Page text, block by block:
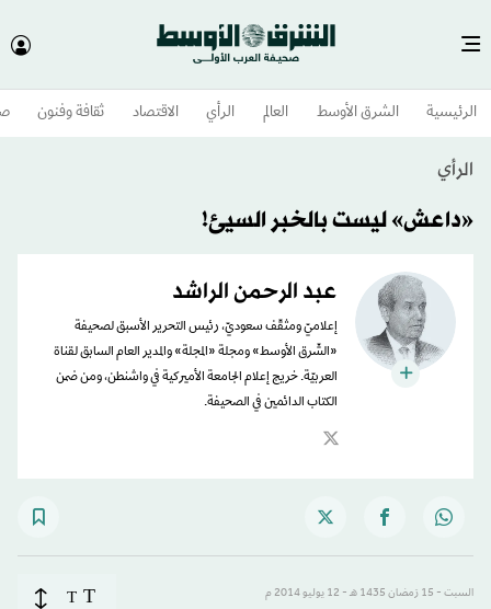
الرئيسية الشرق الأوسط​ العالم الرأي الاقتصاد ثقافة وفنون
الرأي
«داعش» ليست بالخبر السيئ!
عبد الرحمن الراشد
إعلاميّ ومثقّف سعوديّ، رئيس التحرير الأسبق لصحيفة
«الشّرق الأوسط» ومجلة «المجلة» والمدير العام السابق لقناة
العربيّة. خريج إعلام الجامعة الأميركية في واشنطن، ومن ضمن
الكتاب الدائمين في الصحيفة.
السبت - 15 رَمضان 1435 هـ - 12 يوليو 2014 م T
T